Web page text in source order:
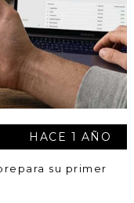
HACE 1 AÑO
su primer